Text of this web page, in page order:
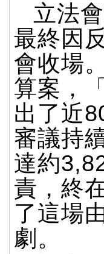
立法
最終因
會收場
算案，
出了近
審議持
達約
責，終
了這場
劇。